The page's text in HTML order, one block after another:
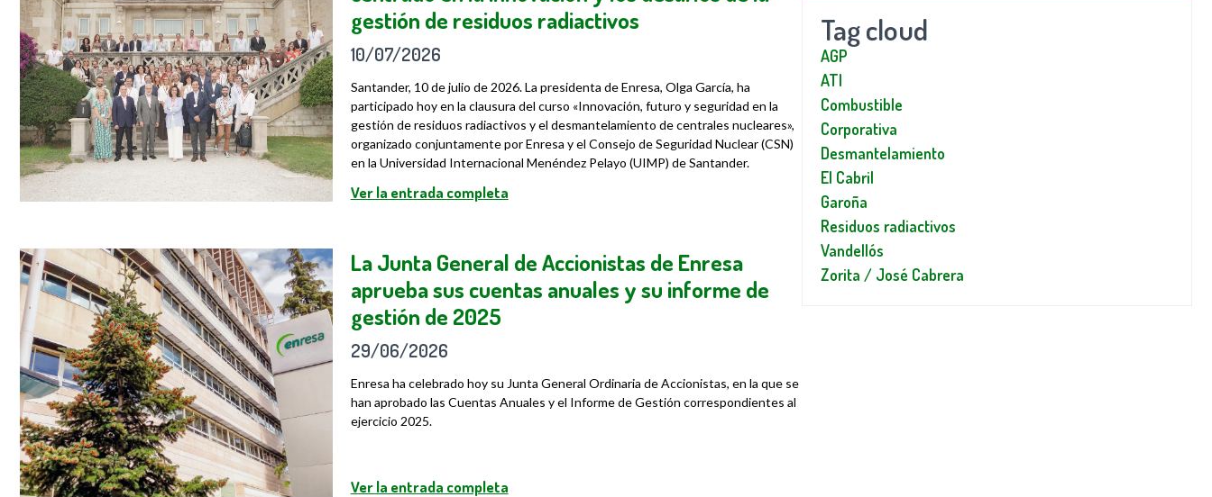
gestión de residuos radiactivos
10/07/2026
Santander, 10 de julio de 2026. La presidenta de Enresa, Olga García, ha
participado hoy en la clausura del curso «Innovación, futuro y seguridad en la
gestión de residuos radiactivos y el desmantelamiento de centrales nucleares»,
organizado conjuntamente por Enresa y el Consejo de Seguridad Nuclear (CSN)
en la Universidad Internacional Menéndez Pelayo (UIMP) de Santander.
Ver la entrada completa
La Junta General de Accionistas de Enresa
aprueba sus cuentas anuales y su informe de
gestión de 2025
29/06/2026
Enresa ha celebrado hoy su Junta General Ordinaria de Accionistas, en la que se
han aprobado las Cuentas Anuales y el Informe de Gestión correspondientes al
ejercicio 2025.
Ver la entrada completa
Tag cloud
AGP
ATI
Combustible
Corporativa
Desmantelamiento
El Cabril
Garoña
Residuos radiactivos
Vandellós
Zorita / José Cabrera